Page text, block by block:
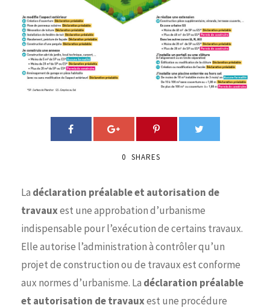
0 SHARES
La déclaration préalable et autorisation de
travauxest une approbation d’urbanisme
indispensable pour l’exécution de certains travaux.
Elle autorise l’administration à contrôler qu’un
projet de construction ou de travaux est conforme
aux normes d’urbanisme. La déclaration préalable
et autorisation de travauxest une procédure